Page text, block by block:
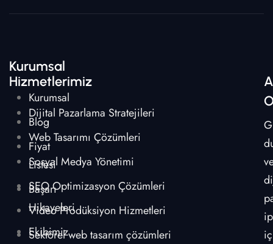
Kurumsal
Kurumsal
Blog
Fiyat
Listesi
Başarı
Hikayeleri
Ekibimiz
Hizmetlerimiz
Dijital Pazarlama Stratejileri
Web Tasarımı Çözümleri
Sosyal Medya Yönetimi
SEO Optimizasyon Çözümleri
Video Prodüksiyon Hizmetleri
Sektörel web tasarım çözümleri